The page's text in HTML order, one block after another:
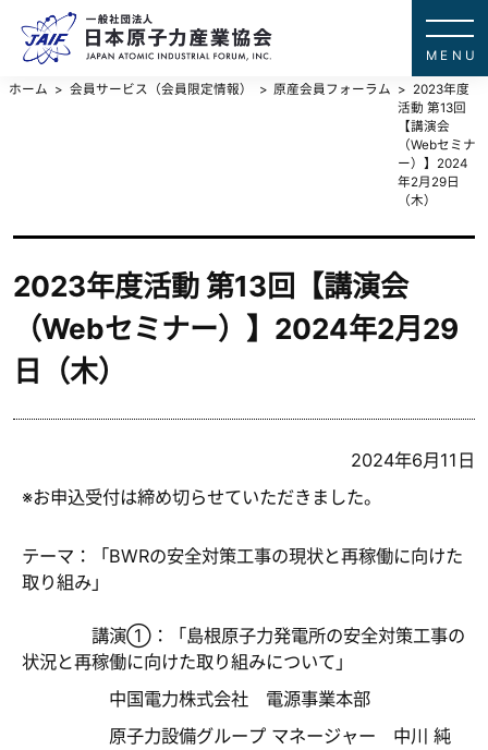
ホーム 会員サービス（会員限定情報） 原産会員フォーラム
2023年度
活動 第13回
【講演会
（Webセミナ
ー）】2024
年2月29日
（木）
2023年度活動 第13回【講演会
（Webセミナー）】2024年2月29
日（木）
2024年6月11日
※お申込受付は締め切らせていただきました。
テーマ：「BWRの安全対策工事の現状と再稼働に向けた
取り組み」
講演①：「島根原子力発電所の安全対策工事の
状況と再稼働に向けた取り組みについて」
中国電力株式会社 電源事業本部
原子力設備グループ マネージャー 中川 純